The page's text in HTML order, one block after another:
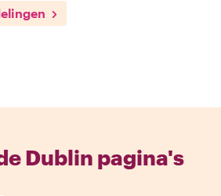
Dublin pagina's